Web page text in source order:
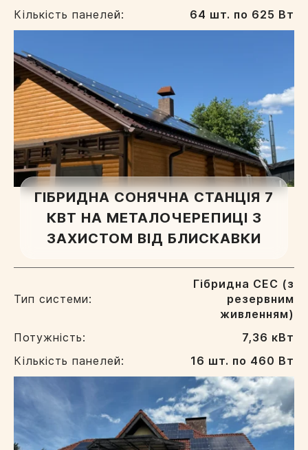
Кількість панелей:
64 шт. по 625 Вт
ГІБРИДНА СОНЯЧНА СТАНЦІЯ 7
КВТ НА МЕТАЛОЧЕРЕПИЦІ З
ЗАХИСТОМ ВІД БЛИСКАВКИ
Тип системи:
Гібридна СЕС (з
резервним
живленням)
Потужність:
7,36 кВт
Кількість панелей:
16 шт. по 460 Вт